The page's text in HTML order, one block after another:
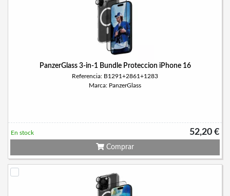
PanzerGlass 3-in-1 Bundle Proteccion iPhone 16
Referencia: B1291+2861+1283
Marca: PanzerGlass
52,20 €
En stock
Comprar